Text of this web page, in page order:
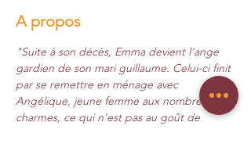
A propos
"Suite à son décès, Emma devient l'ange
gardien de son mari guillaume. Celui-ci finit
par se remettre en ménage avec
Angélique, jeune femme aux nombreux
charmes, ce qui n'est pas au goût de